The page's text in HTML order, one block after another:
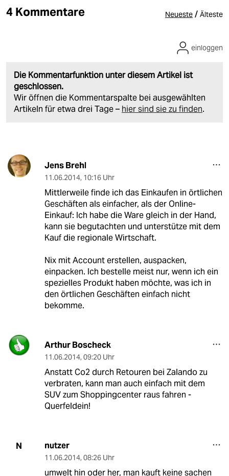
4 Kommentare Neueste / Älteste
Die Kommentarfunktion unter diesem Artikel ist
geschlossen.
Wir öffnen die Kommentarspalte bei ausgewählten
Artikeln für etwa drei Tage – hier sind sie zu finden.
einloggen
Jens Brehl
11.06.2014, 10:16 Uhr
Mittlerweile finde ich das Einkaufen in örtlichen
Geschäften als einfacher, als der Online-
Einkauf: Ich habe die Ware gleich in der Hand,
kann sie begutachten und unterstütze mit dem
Kauf die regionale Wirtschaft.
Nix mit Account erstellen, auspacken,
einpacken. Ich bestelle meist nur, wenn ich ein
spezielles Produkt haben möchte, was ich in
den örtlichen Geschäften einfach nicht
bekomme.
Arthur Boscheck
11.06.2014, 09:20 Uhr
Anstatt Co2 durch Retouren bei Zalando zu
verbraten, kann man auch einfach mit dem
SUV zum Shoppingcenter raus fahren -
Querfeldein!
N nutzer
11.06.2014, 08:26 Uhr
umwelt hin oder her, man kauft keine sachen